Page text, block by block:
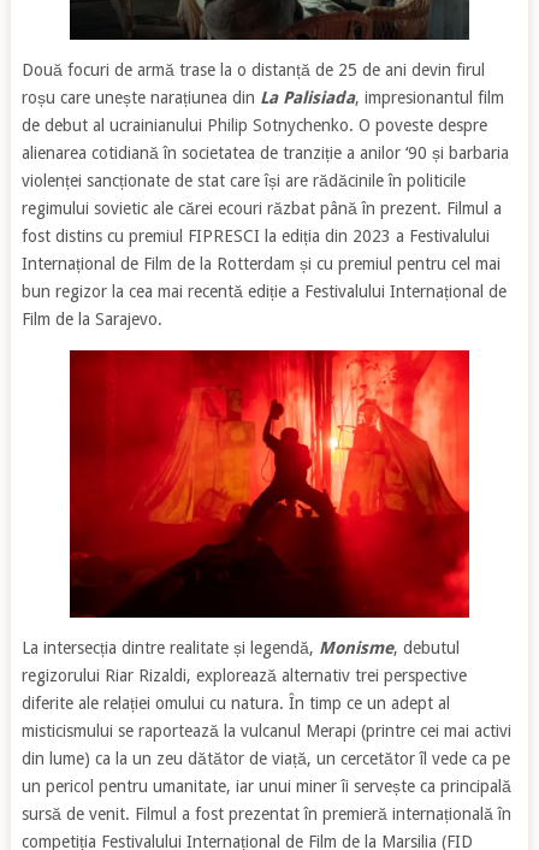
Două focuri de armă trase la o distanță de 25 de ani devin firul
roșu care unește narațiunea din La Palisiada, impresionantul film
de debut al ucrainianului Philip Sotnychenko. O poveste despre
alienarea cotidiană în societatea de tranziție a anilor ‘90 și barbaria
violenței sancționate de stat care își are rădăcinile în politicile
regimului sovietic ale cărei ecouri răzbat până în prezent. Filmul a
fost distins cu premiul FIPRESCI la ediția din 2023 a Festivalului
Internațional de Film de la Rotterdam și cu premiul pentru cel mai
bun regizor la cea mai recentă ediție a Festivalului Internațional de
Film de la Sarajevo.
La intersecția dintre realitate și legendă, Monisme, debutul
regizorului Riar Rizaldi, explorează alternativ trei perspective
diferite ale relației omului cu natura. În timp ce un adept al
misticismului se raportează la vulcanul Merapi (printre cei mai activi
din lume) ca la un zeu dătător de viață, un cercetător îl vede ca pe
un pericol pentru umanitate, iar unui miner îi servește ca principală
sursă de venit. Filmul a fost prezentat în premieră internațională în
competiția Festivalului Internațional de Film de la Marsilia (FID